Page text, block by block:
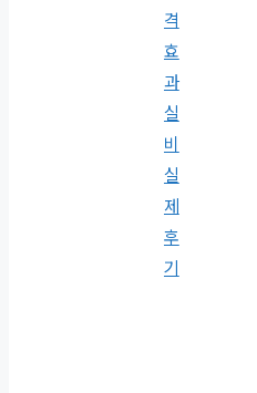
격
효
과
실
비
실
제
후
기